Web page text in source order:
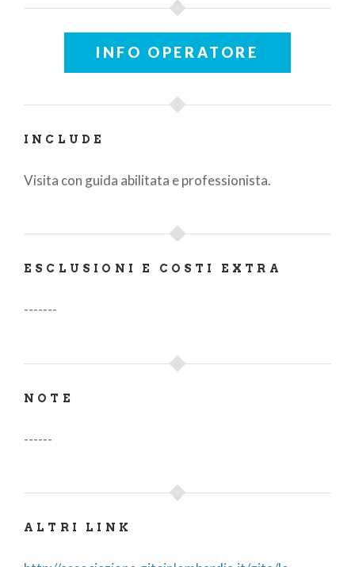
INFO OPERATORE
INCLUDE
Visita con guida abilitata e professionista.
ESCLUSIONI E COSTI EXTRA
-------
NOTE
------
ALTRI LINK